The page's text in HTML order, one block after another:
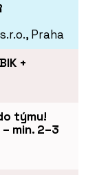
a
Praha
+
týmu!
min. 2–3